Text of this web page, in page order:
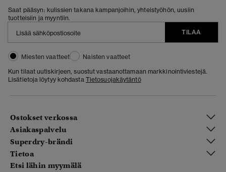
Saat pääsyn: kulissien takana kampanjoihin, yhteistyöhön, uusiin
tuotteisiin ja myyntiin.
TILAA
Miesten vaatteet
Naisten vaatteet
Kun tilaat uutiskirjeen, suostut vastaanottamaan markkinointiviestejä.
Lisätietoja löytyy kohdasta Tietosuojakäytäntö
Ostokset verkossa
Asiakaspalvelu
Superdry-brändi
Tietoa
Etsi lähin myymälä